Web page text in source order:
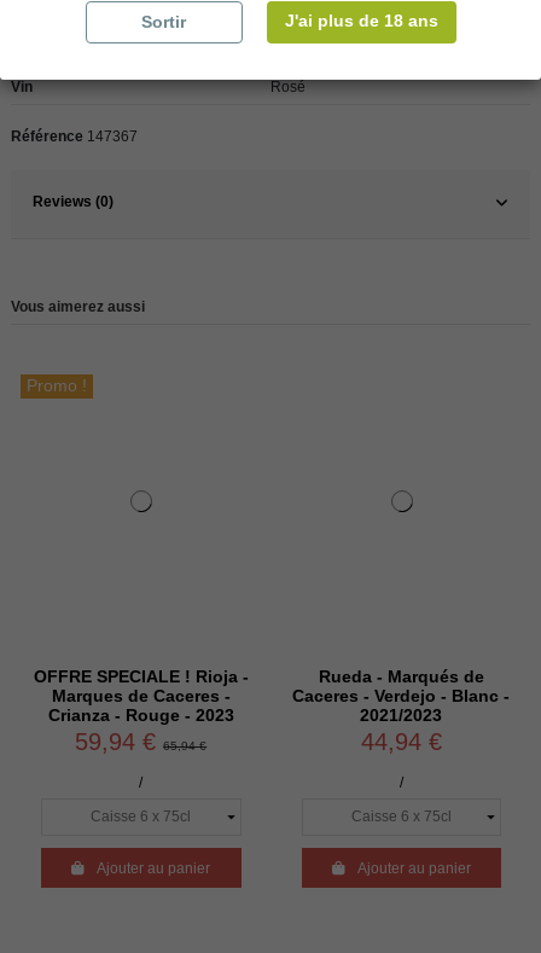
Vin Rosé
Référence 147367
Reviews (0)
Vous aimerez aussi
Promo !
OFFRE SPECIALE ! Rioja -
Marques de Caceres -
Crianza - Rouge - 2023
59,94 €65,94 €
/
Ajouter au panier
Rueda - Marqués de
Caceres - Verdejo - Blanc -
2021/2023
44,94 €
/
Ajouter au panier
Sortir J'ai plus de 18 ans